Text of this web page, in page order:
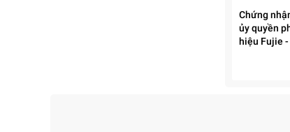
Chứng
ủy quyền
hiệu Fujie